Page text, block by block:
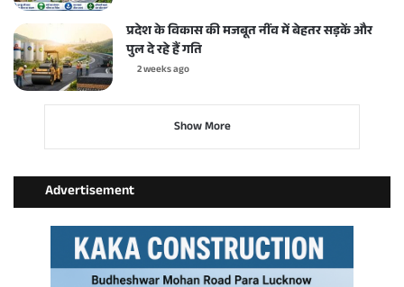
प्रदेश के विकास की मजबूत नींव में बेहतर सड़कें और
पुल दे रहे हैं गति
2 weeks ago
Show More
Advertisement